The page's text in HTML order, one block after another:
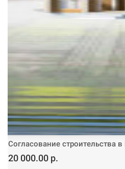
Согласование строительства
20 000.00 р.